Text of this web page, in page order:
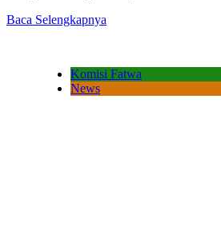
Baca Selengkapnya
Komisi Fatwa
News